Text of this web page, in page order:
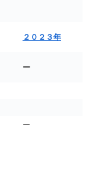
２０２３年
ー
ー